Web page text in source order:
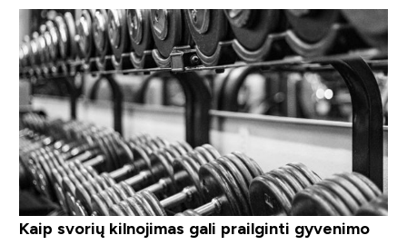
Kaip svorių kilnojimas gali prailginti gyvenimo